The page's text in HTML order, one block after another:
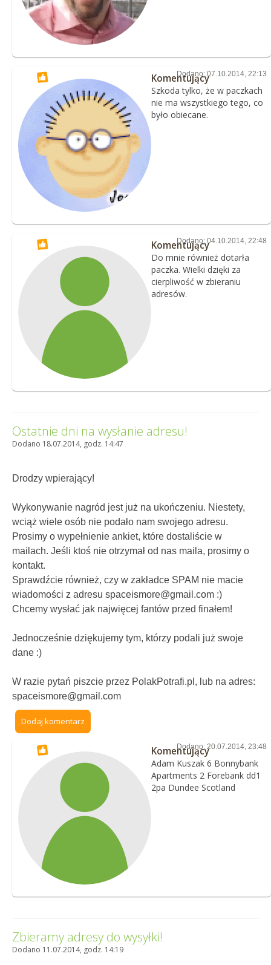
Dodano: 07.10.2014, 22:13
Komentujący
Szkoda tylko, że w paczkach
nie ma wszystkiego tego, co
było obiecane.
Dodano: 04.10.2014, 22:48
Komentujący
Do mnie również dotarła
paczka. Wielki dzięki za
cierpliwość w zbieraniu
adresów.
Ostatnie dni na wysłanie adresu!
Dodano 18.07.2014, godz. 14:47
Drodzy wpierający!
Wykonywanie nagród jest już na ukończeniu. Niestety,
wciąż wiele osób nie podało nam swojego adresu.
Prosimy o wypełnienie ankiet, które dostaliście w
mailach. Jeśli ktoś nie otrzymał od nas maila, prosimy o
kontakt.
Sprawdźcie również, czy w zakładce SPAM nie macie
wiadomości z adresu spaceismore@gmail.com :)
Chcemy wysłać jak najwięcej fantów przed finałem!
Jednocześnie dziękujemy tym, którzy podali już swoje
dane :)
W razie pytań piszcie przez PolakPotrafi.pl, lub na adres:
spaceismore@gmail.com
Dodaj komentarz
Dodano: 20.07.2014, 23:48
Komentujący
Adam Kuszak 6 Bonnybank
Apartments 2 Forebank dd1
2pa Dundee Scotland
Zbieramy adresy do wysyłki!
Dodano 11.07.2014, godz. 14:19